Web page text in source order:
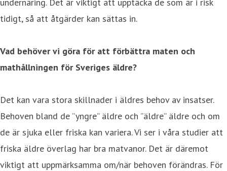
tidigt, så att åtgärder kan sättas in.
Vad behöver vi göra för att förbättra maten och
mathållningen för Sveriges äldre?
Det kan vara stora skillnader i äldres behov av insatser.
Behoven bland de ”yngre” äldre och ”äldre” äldre och om
de är sjuka eller friska kan variera. Vi ser i våra studier att
friska äldre överlag har bra matvanor. Det är däremot
viktigt att uppmärksamma om/när behoven förändras. För